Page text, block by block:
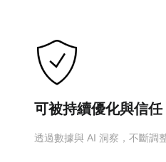
可被持續優化與信任
透過數據與 AI 洞察，不斷調